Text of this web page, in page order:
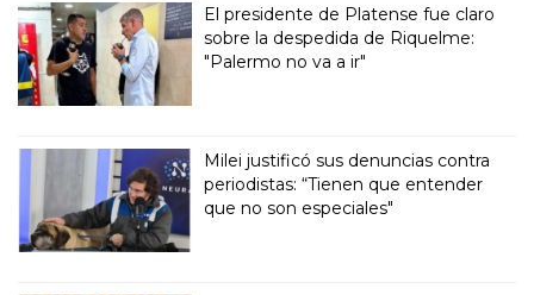
El presidente de Platense fue claro
sobre la despedida de Riquelme:
"Palermo no va a ir"
Milei justificó sus denuncias contra
periodistas: “Tienen que entender
que no son especiales"